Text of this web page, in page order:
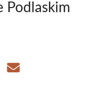
Podlaskim
Share